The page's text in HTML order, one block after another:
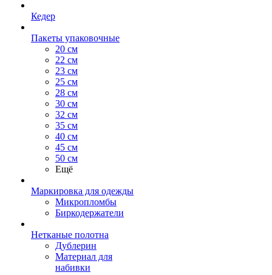
Кедер
Пакеты упаковочные
20 см
22 см
23 см
25 см
28 см
30 см
32 см
35 см
40 см
45 см
50 см
Ещё
Маркировка для одежды
Микропломбы
Биркодержатели
Нетканые полотна
Дублерин
Материал для
набивки